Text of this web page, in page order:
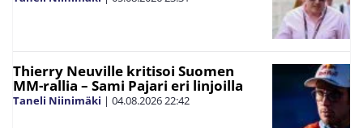
Thierry Neuville kritisoi Suomen
MM-rallia – Sami Pajari eri linjoilla
Taneli Niinimäki | 04.08.202622:42